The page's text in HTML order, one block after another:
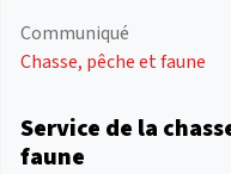
Communiqué
Chasse, pêche et faune
Service de la
faune